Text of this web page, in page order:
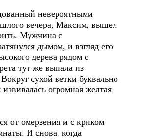
невероятными
вечера, Максим, вышел
Мужчина с
дымом, и взгляд его
дерева рядом с
тут же выпала из
сухой ветки буквально
огромная желтая
от омерзения и с криком
И снова, когда